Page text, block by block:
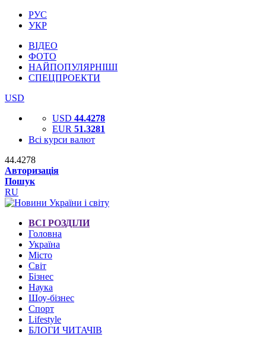
РУС
УКР
ВІДЕО
ФОТО
НАЙПОПУЛЯРНІШІ
СПЕЦПРОЕКТИ
USD
USD 44.4278
EUR 51.3281
Всі курси валют
44.4278
Авторизація
Пошук
RU
ВСІ РОЗДІЛИ
Головна
Україна
Місто
Світ
Бізнес
Наука
Шоу-бізнес
Спорт
Lifestyle
БЛОГИ ЧИТАЧІВ